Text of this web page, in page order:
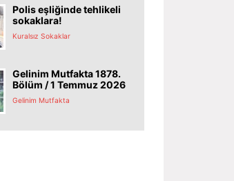
Polis eşliğinde tehlikeli
sokaklara!
Kuralsız Sokaklar
Gelinim Mutfakta 1878.
Bölüm / 1 Temmuz 2026
Gelinim Mutfakta